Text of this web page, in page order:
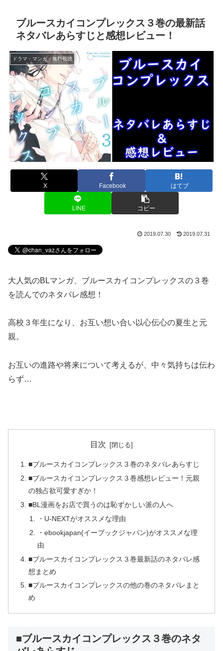
ブルースカイコンプレックス３巻の最新話
ネタバレあらすじと感想レビュー！
ドラマ・マンガ・無料視聴
X Facebook はてブ
LINE コピー
2019.07.30 2019.07.31
大人気のBLマンガ、ブルースカイコンプレックスの３巻
を読んでのネタバレ感想！
高校３年生になり、お互い想い合い以心伝心の夏生と元
親。
お互いの進路や将来について考えるが、中々気持ちは伝わ
らず…
目次
■ブルースカイコンプレックス３巻のネタバレあらすじ
■ブルースカイコンプレックス３巻感想レビュー！元親
の独占欲可愛すぎか！
■BL漫画をお店で買うのは恥ずかしい派の人へ
・U-NEXTがオススメな理由
・ebookjapan(イーブックジャパン)がオススメな理
由
■ブルースカイコンプレックス３巻最新話のネタバレ感
想まとめ
■ブルースカイコンプレックスの他の巻のネタバレまと
め
■ブルースカイコンプレックス３巻のネタ